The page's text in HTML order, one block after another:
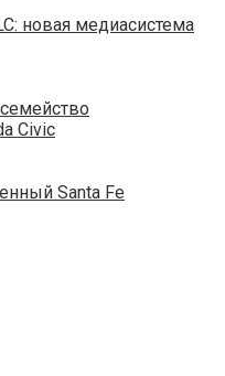
новая медиасистема
Civic
Santa Fe